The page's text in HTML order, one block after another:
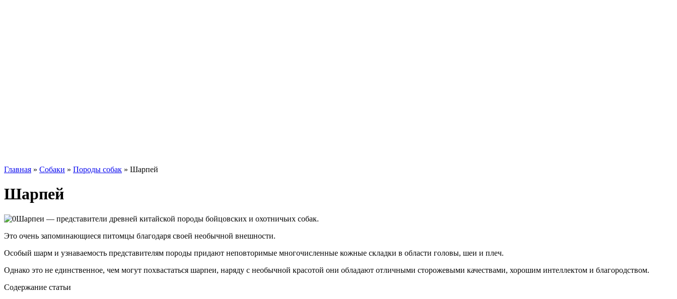
Главная » Собаки » Породы собак » Шарпей
Шарпей
Шарпеи — представители древней китайской породы бойцовских и охотничьих собак.
Это очень запоминающиеся питомцы благодаря своей необычной внешности.
Особый шарм и узнаваемость представителям породы придают неповторимые многочисленные кожные складки в области головы, шеи и плеч.
Однако это не единственное, чем могут похвастаться шарпеи, наряду с необычной красотой они обладают отличными сторожевыми качествами, хорошим интеллектом и благородством.
Содержание статьи